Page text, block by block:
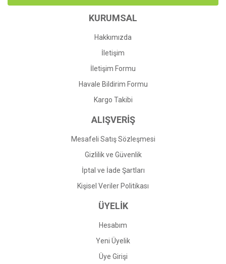
Ürün bilgilerinde hatalar bulunuyor.
Ürün fiyatı diğer sitelerden daha pahalı.
Gönder
KURUMSAL
Hakkımızda
İletişim
İletişim Formu
Havale Bildirim Formu
Kargo Takibi
ALIŞVERİŞ
Mesafeli Satış Sözleşmesi
Gizlilik ve Güvenlik
İptal ve İade Şartları
Kişisel Veriler Politikası
ÜYELİK
Hesabım
Yeni Üyelik
Üye Girişi